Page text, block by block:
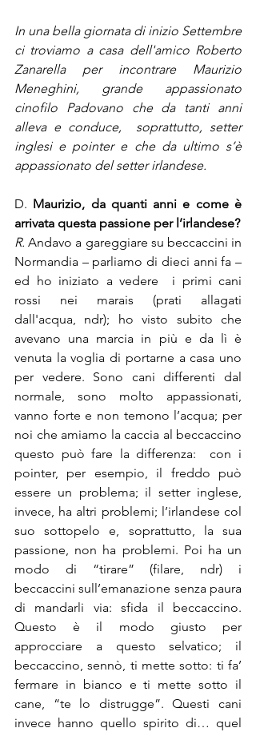
In una bella giornata di inizio Settembre
ci troviamo a casa dell'amico Roberto
Zanarella per incontrare Maurizio
Meneghini, grande appassionato
cinofilo Padovano che da tanti anni
alleva e conduce,  soprattutto, setter
inglesi e pointer e che da ultimo s’è
appassionato del setter irlandese.
D. Maurizio, da quanti anni e come è
arrivata questa passione per l’irlandese?
R. Andavo a gareggiare su beccaccini in
Normandia – parliamo di dieci anni fa –
ed ho iniziato a vedere  i primi cani
rossi nei marais (prati allagati
dall'acqua, ndr); ho visto subito che
avevano una marcia in più e da lì è
venuta la voglia di portarne a casa uno
per vedere. Sono cani differenti dal
normale, sono molto appassionati,
vanno forte e non temono l’acqua; per
noi che amiamo la caccia al beccaccino
questo può fare la differenza:  con i
pointer, per esempio, il freddo può
essere un problema; il setter inglese,
invece, ha altri problemi; l’irlandese col
suo sottopelo e, soprattutto, la sua
passione, non ha problemi. Poi ha un
modo di “tirare” (filare, ndr) i
beccaccini sull’emanazione senza paura
di mandarli via: sfida il beccaccino.
Questo è il modo giusto per
approcciare a questo selvatico; il
beccaccino, sennò, ti mette sotto: ti fa’
fermare in bianco e ti mette sotto il
cane, “te lo distrugge”. Questi cani
invece hanno quello spirito di… quel